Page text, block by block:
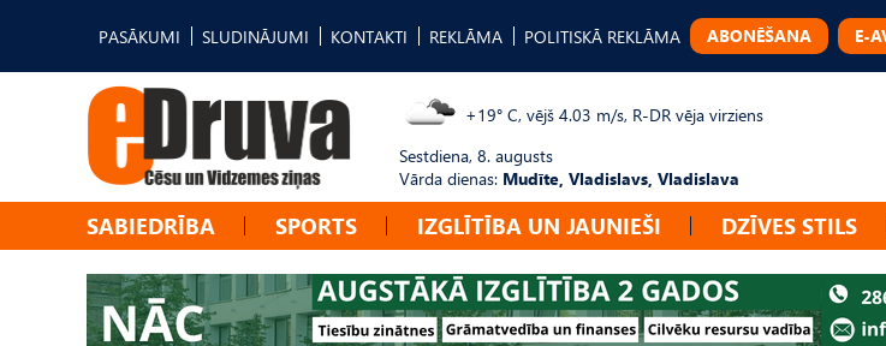
PASĀKUMI SLUDINĀJUMI KONTAKTI REKLĀMA POLITISKĀ REKLĀMA ABONĒŠANA E-
+19° C, vējš 4.03 m/s, R-DR vēja virziens
Sestdiena, 8. augusts
Vārda dienas: Mudīte, Vladislavs, Vladislava
SABIEDRĪBA SPORTS IZGLĪTĪBA UN JAUNIEŠI DZĪVES STILS